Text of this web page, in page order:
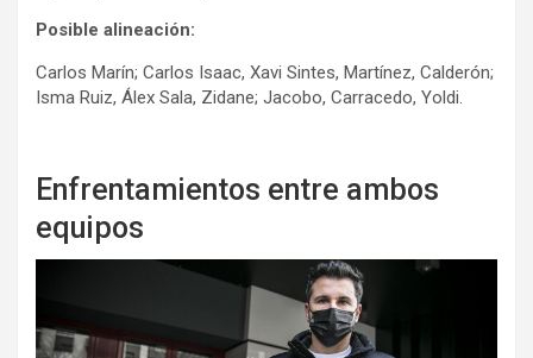
Posible alineación:
Carlos Marín; Carlos Isaac, Xavi Sintes, Martínez, Calderón;
Isma Ruiz, Álex Sala, Zidane; Jacobo, Carracedo, Yoldi.
Enfrentamientos entre ambos
equipos